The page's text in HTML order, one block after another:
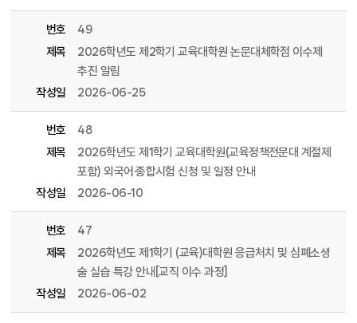
번호
49
제목
2026학년도 제2학기 교육대학원 논문대체학점 이수제
추진 알림
작성일
2026-06-25
번호
48
제목
2026학년도 제1학기 교육대학원(교육정책전문대 계절제
포함) 외국어·종합시험 신청 및 일정 안내
작성일
2026-06-10
번호
47
제목
2026학년도 제1학기 (교육)대학원 응급처치 및 심폐소생
술 실습 특강 안내[교직 이수 과정]
작성일
2026-06-02